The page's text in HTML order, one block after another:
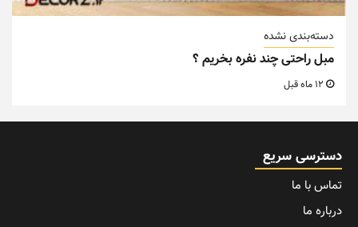
دسته‌بندی نشده
مبل راحتی چند نفره بخریم ؟
دسترسی سریع
تماس با ما
درباره ما